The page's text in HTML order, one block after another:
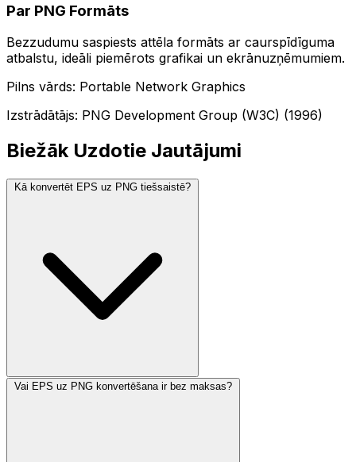
Par PNG Formāts
Bezzudumu saspiests attēla formāts ar caurspīdīguma
atbalstu, ideāli piemērots grafikai un ekrānuzņēmumiem.
Pilns vārds: Portable Network Graphics
Izstrādātājs: PNG Development Group (W3C) (1996)
Biežāk Uzdotie Jautājumi
Kā konvertēt EPS uz PNG tiešsaistē?
Vai EPS uz PNG konvertēšana ir bez maksas?